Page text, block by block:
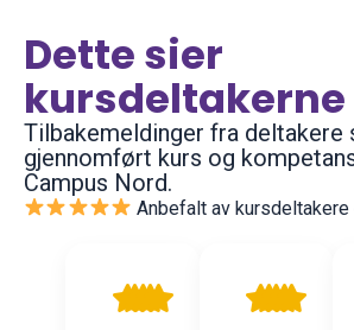
Dette sier
kursdeltakerne
Tilbakemeldinger fra deltakere
gjennomført kurs og
Campus Nord.
Anbefalt av kursdeltakere